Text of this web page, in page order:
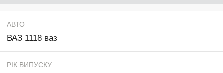
АВТО
ВАЗ 1118 ваз
РІК ВИПУСКУ